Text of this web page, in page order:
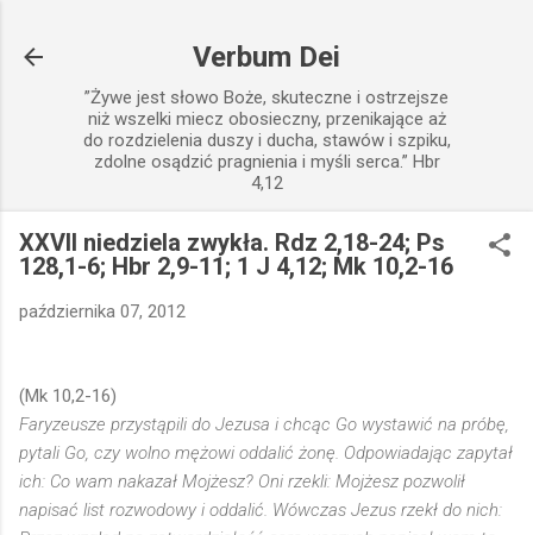
Verbum Dei
”Żywe jest słowo Boże, skuteczne i ostrzejsze
niż wszelki miecz obosieczny, przenikające aż
do rozdzielenia duszy i ducha, stawów i szpiku,
zdolne osądzić pragnienia i myśli serca.” Hbr
4,12
XXVII niedziela zwykła. Rdz 2,18-24; Ps
128,1-6; Hbr 2,9-11; 1 J 4,12; Mk 10,2-16
października 07, 2012
(Mk 10,2-16)
Faryzeusze przystąpili do Jezusa i chcąc Go wystawić na próbę,
pytali Go, czy wolno mężowi oddalić żonę. Odpowiadając zapytał
ich: Co wam nakazał Mojżesz? Oni rzekli: Mojżesz pozwolił
napisać list rozwodowy i oddalić. Wówczas Jezus rzekł do nich: